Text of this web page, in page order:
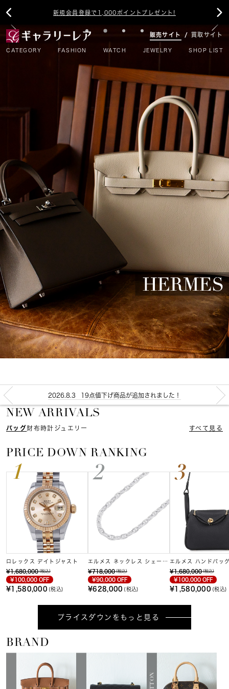
新入荷アイテム毎日12時更新！
 
販売サイト 買取サイト
CATEGORY FASHION WATCH JEWELRY SHOP LIST
2026.8.3 19点値下げ商品が追加されました！
NEW ARRIVALS
バッグ 財布時計 ジュエリー すべて見る
PRICE DOWN RANKING
1
ロレックス デイトジャスト
¥1,680,000 (税込)
¥100,000 OFF
¥1,580,000 (税込)
2
エルメス ネックレス シェーヌ
ダンクルGM
¥718,000 (税込)
¥90,000 OFF
¥628,000 (税込)
3
エルメス ハンドバッ
ィ
¥1,680,000 (税込)
¥100,000 OFF
¥1,580,000 (税込)
プライスダウンをもっと見る
BRAND